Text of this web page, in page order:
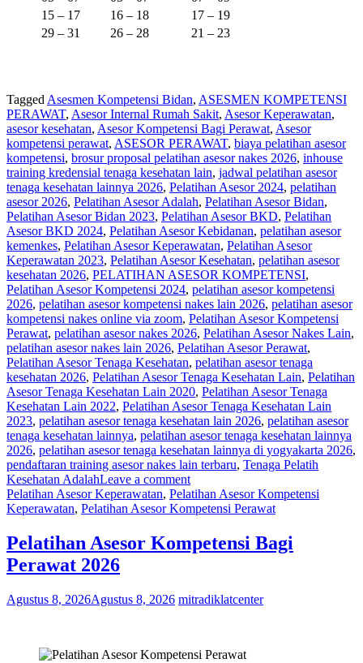
15 – 17
16 – 18
17 – 19
29 – 31
26 – 28 21 – 23
Tagged Asesmen Kompetensi Bidan, ASESMEN KOMPETENSI
PERAWAT, Asesor Internal Rumah Sakit, Asesor Keperawatan,
asesor kesehatan, Asesor Kompetensi Bagi Perawat, Asesor
kompetensi perawat, ASESOR PERAWAT, biaya pelatihan asesor
kompetensi, brosur proposal pelatihan asesor nakes 2026, inhouse
training kredensial tenaga kesehatan lain, jadwal pelatihan asesor
tenaga kesehatan lainnya 2026, Pelatihan Asesor 2024, pelatihan
asesor 2026, Pelatihan Asesor Adalah, Pelatihan Asesor Bidan,
Pelatihan Asesor Bidan 2023, Pelatihan Asesor BKD, Pelatihan
Asesor BKD 2024, Pelatihan Asesor Kebidanan, pelatihan asesor
kemenkes, Pelatihan Asesor Keperawatan, Pelatihan Asesor
Keperawatan 2023, Pelatihan Asesor Kesehatan, pelatihan asesor
kesehatan 2026, PELATIHAN ASESOR KOMPETENSI,
Pelatihan Asesor Kompetensi 2024, pelatihan asesor kompetensi
2026, pelatihan asesor kompetensi nakes lain 2026, pelatihan asesor
kompetensi nakes online via zoom, Pelatihan Asesor Kompetensi
Perawat, pelatihan asesor nakes 2026, Pelatihan Asesor Nakes Lain,
pelatihan asesor nakes lain 2026, Pelatihan Asesor Perawat,
Pelatihan Asesor Tenaga Kesehatan, pelatihan asesor tenaga
kesehatan 2026, Pelatihan Asesor Tenaga Kesehatan Lain, Pelatihan
Asesor Tenaga Kesehatan Lain 2020, Pelatihan Asesor Tenaga
Kesehatan Lain 2022, Pelatihan Asesor Tenaga Kesehatan Lain
2023, pelatihan asesor tenaga kesehatan lain 2026, pelatihan asesor
tenaga kesehatan lainnya, pelatihan asesor tenaga kesehatan lainnya
2026, pelatihan asesor tenaga kesehatan lainnya di yogyakarta 2026,
pendaftaran training asesor nakes lain terbaru, Tenaga Pelatih
Kesehatan AdalahLeave a comment
Pelatihan Asesor Keperawatan, Pelatihan Asesor Kompetensi
Keperawatan, Pelatihan Asesor Kompetensi Perawat
Pelatihan Asesor Kompetensi Bagi
Perawat 2026
Agustus 8, 2026Agustus 8, 2026 mitradiklatcenter